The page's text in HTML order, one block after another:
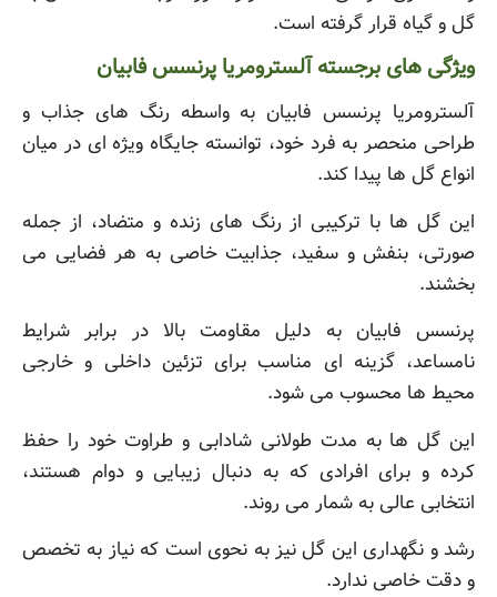
گل و گیاه قرار گرفته است.
ویژگی های برجسته آلسترومریا پرنسس فابیان
آلسترومریا پرنسس فابیان به واسطه رنگ های جذاب و
طراحی منحصر به فرد خود، توانسته جایگاه ویژه ای در میان
انواع گل ها پیدا کند.
این گل ها با ترکیبی از رنگ های زنده و متضاد، از جمله
صورتی، بنفش و سفید، جذابیت خاصی به هر فضایی می
بخشند.
پرنسس فابیان به دلیل مقاومت بالا در برابر شرایط
نامساعد، گزینه ای مناسب برای تزئین داخلی و خارجی
محیط ها محسوب می شود.
این گل ها به مدت طولانی شادابی و طراوت خود را حفظ
کرده و برای افرادی که به دنبال زیبایی و دوام هستند،
انتخابی عالی به شمار می روند.
رشد و نگهداری این گل نیز به نحوی است که نیاز به تخصص
و دقت خاصی ندارد.